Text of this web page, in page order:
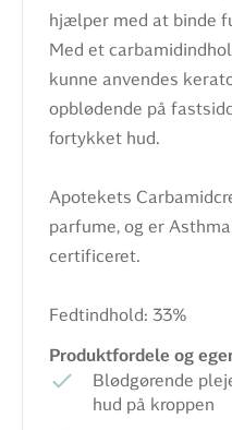
hjælper med at binde
Med et
kunne anvendes
opblødende på
fortykket hud.
Apotekets
parfume, og er
certificeret.
Fedtindhold: 33%
Produktfordele og
Blødgørende
hud på kroppen